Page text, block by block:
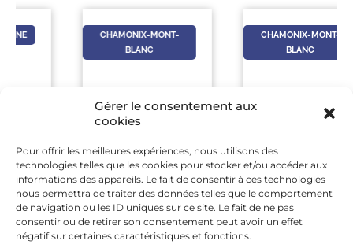
Gérer le consentement aux
cookies
Pour offrir les meilleures expériences, nous utilisons des
technologies telles que les cookies pour stocker et/ou accéder aux
informations des appareils. Le fait de consentir à ces technologies
nous permettra de traiter des données telles que le comportement
de navigation ou les ID uniques sur ce site. Le fait de ne pas
consentir ou de retirer son consentement peut avoir un effet
négatif sur certaines caractéristiques et fonctions.
CHAMONIX-MONT-
19 SEP -
20 SEP
JEP 2026 AU MUSÉE
DU MONT-BLANC
CHAMONIX-MONT-
4 SEP -
4 SEP
GLORIOUS GLACIER
RIDE – CHAMONIX